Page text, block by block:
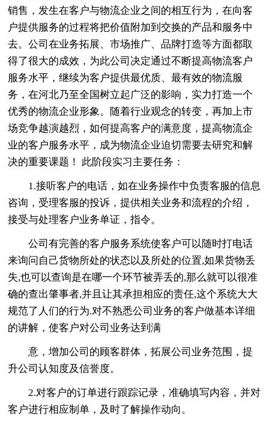
销售，发生在客户与物流企业之间的相互行为，在向客
户提供服务的过程将把价值附加到交换的产品和服务中
去。公司在业务拓展、市场推广、品牌打造等方面都取
得了很大的成效，为此公司决定通过不断提高物流客户
服务水平，继续为客户提供最优质、最有效的物流服
务，在河北乃至全国树立起广泛的影响，实力打造一个
优秀的物流企业形象。随着行业观念的转变，再加上市
场竞争越演越烈，如何提高客户的满意度，提高物流企
业的客户服务水平，成为物流企业迫切需要去研究和解
决的重要课题！ 此阶段实习主要任务：
1.接听客户的电话，如在业务操作中负责客服的信息
咨询，受理客服的投诉，提供相关业务和流程的介绍，
接受与处理客户业务单证，指令。
公司有完善的客户服务系统使客户可以随时打电话
来询问自己货物所处的状态以及所处的位置,如果货物丢
失,也可以查询是在哪一个环节被弄丢的,那么就可以很准
确的查出肇事者,并且让其承担相应的责任,这个系统大大
规范了人们的行为.对不熟悉公司业务的客户做基本详细
的讲解，使客户对公司业务达到满
意，增加公司的顾客群体，拓展公司业务范围，提
升公司认知度及信誉度。
2.对客户的订单进行跟踪记录，准确填写内容，并对
客户进行相应制单，及时了解操作动向。